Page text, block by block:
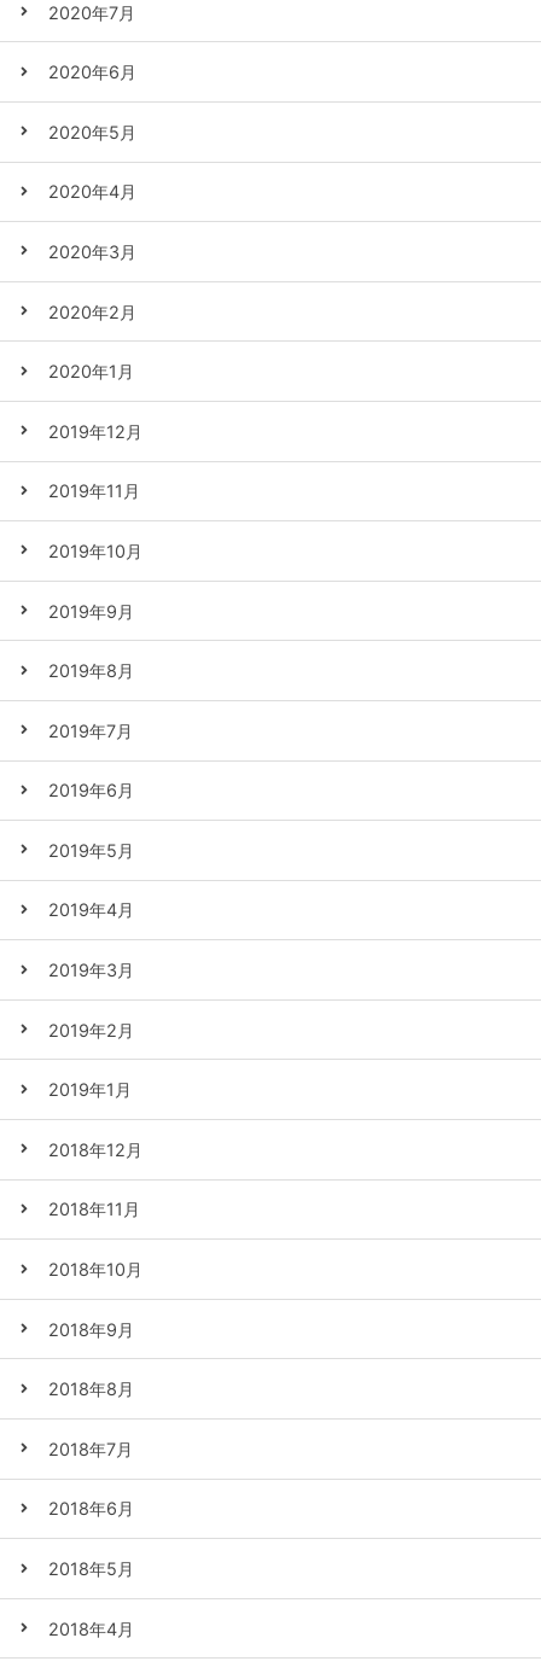
2020年7月
2020年6月
2020年5月
2020年4月
2020年3月
2020年2月
2020年1月
2019年12月
2019年11月
2019年10月
2019年9月
2019年8月
2019年7月
2019年6月
2019年5月
2019年4月
2019年3月
2019年2月
2019年1月
2018年12月
2018年11月
2018年10月
2018年9月
2018年8月
2018年7月
2018年6月
2018年5月
2018年4月